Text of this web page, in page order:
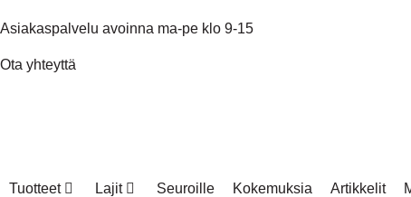
Asiakaspalvelu avoinna ma-pe klo 9-15
Ota yhteyttä
Tuotteet Lajit Seuroille Kokemuksia Artikkelit